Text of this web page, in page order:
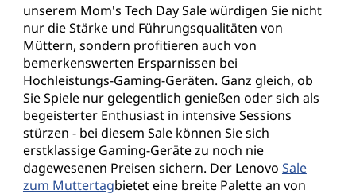
unserem Mom's Tech Day Sale würdigen Sie nicht
nur die Stärke und Führungsqualitäten von
Müttern, sondern profitieren auch von
bemerkenswerten Ersparnissen bei
Hochleistungs-Gaming-Geräten. Ganz gleich, ob
Sie Spiele nur gelegentlich genießen oder sich als
begeisterter Enthusiast in intensive Sessions
stürzen - bei diesem Sale können Sie sich
erstklassige Gaming-Geräte zu noch nie
dagewesenen Preisen sichern. Der Lenovo Sale
zum Muttertagbietet eine breite Palette an von